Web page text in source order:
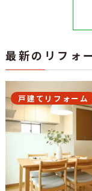
最新のリフォ
戸建てリフォーム